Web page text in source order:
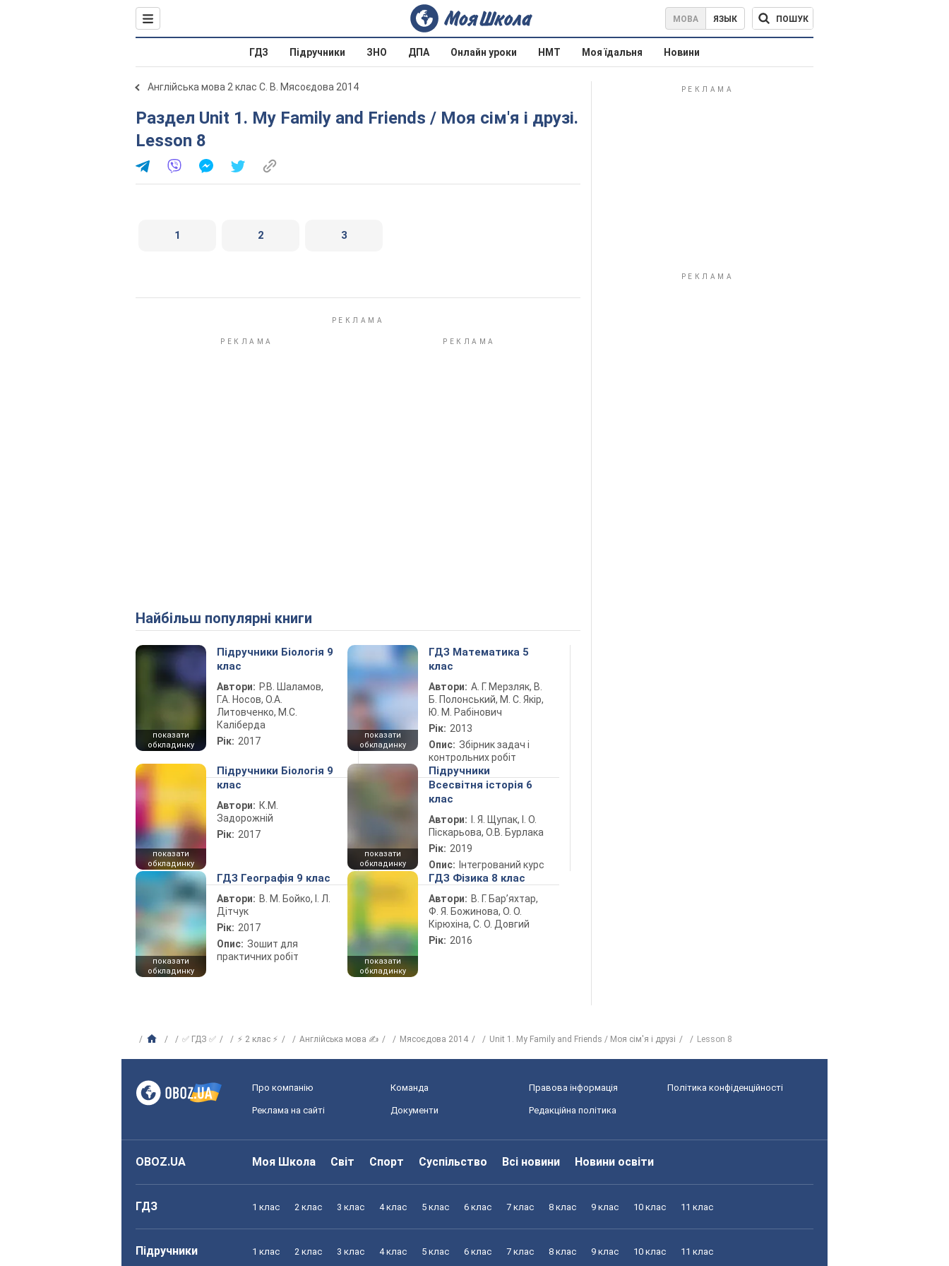
МОВА ЯЗЫК ПОШУК
ГДЗ Підручники ЗНО ДПА Онлайн уроки НМТ Моя їдальня Новини
Англійська мова 2 клас С. В. Мясоєдова 2014
Раздел Unit 1. My Family and Friends / Моя сім'я і друзі.
Lesson 8
1 2 3
Найбільш популярні книги
показати
обкладинку
Підручники Біологія 9
клас
Автори: Р.В. Шаламов,
Г.А. Носов, О.А.
Литовченко, М.С.
Каліберда
Рік: 2017
показати
обкладинку
ГДЗ Математика 5
клас
Автори: А. Г. Мерзляк, В.
Б. Полонський, М. С. Якір,
Ю. М. Рабінович
Рік: 2013
Опис: Збірник задач і
контрольних робіт
показати
обкладинку
Підручники Біологія 9
клас
Автори: К.М.
Задорожній
Рік: 2017
показати
обкладинку
Підручники
Всесвітня історія 6
клас
Автори:
І. Я. Щупак, І. О.
Піскарьова, О.В. Бурлака
Рік: 2019
Опис: Інтегрований курс
показати
обкладинку
ГДЗ Географія 9 клас
Автори: В. М. Бойко, І. Л.
Дітчук
Рік: 2017
Опис: Зошит для
практичних робіт
показати
обкладинку
ГДЗ Фізика 8 клас
Автори: В. Г. Бар’яхтар,
Ф. Я. Божинова, О. О.
Кірюхіна, С. О. Довгий
Рік: 2016
✅ ГДЗ ✅ ⚡ 2 клас ⚡ Англійська мова ✍ Мясоєдова 2014 Unit 1. My Family and Friends / Моя сім'я і друзі Lesson 8
Про компанію Команда Правова інформація Політика конфіденційності
Реклама на сайті Документи Редакційна політика
OBOZ.UA Моя Школа Світ Спорт Суспільство Всі новини Новини освіти
ГДЗ 1 клас 2 клас 3 клас 4 клас 5 клас 6 клас 7 клас 8 клас 9 клас 10 клас 11 клас
Підручники 1 клас 2 клас 3 клас 4 клас 5 клас 6 клас 7 клас 8 клас 9 клас 10 клас 11 клас